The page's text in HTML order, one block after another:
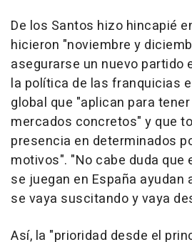
De los Santos hizo hincapié
hicieron "noviembre y
asegurarse un nuevo partido
la política de las franquicias
global que "aplican para
mercados concretos" y que
presencia en determinados
motivos". "No cabe duda
se juegan en España ayudan
se vaya suscitando y vaya
Así, la "prioridad desde el